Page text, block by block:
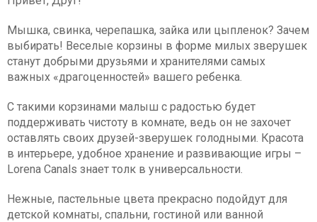
Мышка, свинка, черепашка, зайка или цыпленок? Зачем
выбирать! Веселые корзины в форме милых зверушек
станут добрыми друзьями и хранителями самых
важных «драгоценностей» вашего ребенка.
С такими корзинами малыш с радостью будет
поддерживать чистоту в комнате, ведь он не захочет
оставлять своих друзей-зверушек голодными. Красота
в интерьере, удобное хранение и развивающие игры –
Lorena Canals знает толк в универсальности.
Нежные, пастельные цвета прекрасно подойдут для
детской комнаты, спальни, гостиной или ванной